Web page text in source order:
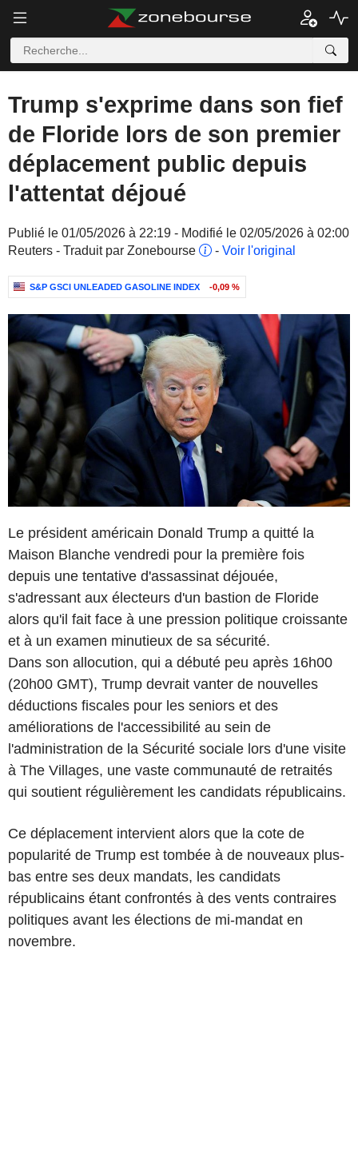
Trump s'exprime dans son fief
de Floride lors de son premier
déplacement public depuis
l'attentat déjoué
Publié le 01/05/2026 à 22:19 - Modifié le 02/05/2026 à 02:00
Reuters - Traduit par Zonebourse
- Voir l'original
S&P GSCI UNLEADED GASOLINE INDEX -0,09 %
Le président américain Donald Trump a quitté la
Maison Blanche vendredi pour la première fois
depuis une tentative d'assassinat déjouée,
s'adressant aux électeurs d'un bastion de Floride
alors qu'il fait face à une pression politique croissante
et à un examen minutieux de sa sécurité.
Dans son allocution, qui a débuté peu après 16h00
(20h00 GMT), Trump devrait vanter de nouvelles
déductions fiscales pour les seniors et des
améliorations de l'accessibilité au sein de
l'administration de la Sécurité sociale lors d'une visite
à The Villages, une vaste communauté de retraités
qui soutient régulièrement les candidats républicains.
Ce déplacement intervient alors que la cote de
popularité de Trump est tombée à de nouveaux plus-
bas entre ses deux mandats, les candidats
républicains étant confrontés à des vents contraires
politiques avant les élections de mi-mandat en
novembre.